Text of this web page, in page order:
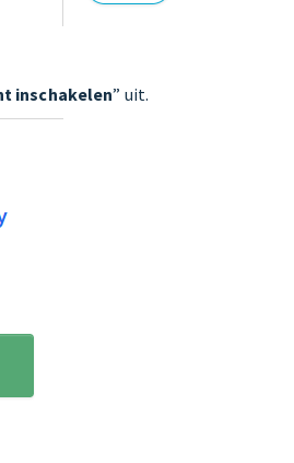
inschakelen” uit.